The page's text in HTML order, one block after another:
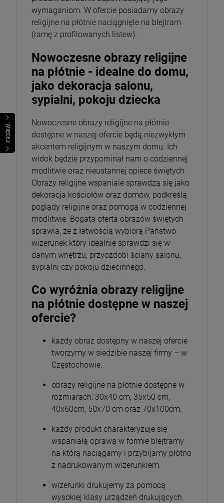
WIĘCEJ
wymaganiom. W ofercie posiadamy obrazy
religijne na płótnie naciągnięte na blejtram
(ramę z profilowanych listew).
Nowoczesne obrazy religijne
na płótnie - idealne do domu,
jako dekoracja salonu,
sypialni, pokoju dziecka
Nowoczesne obrazy religijne na płótnie
dostępne w naszej ofercie będą niezwykłym
akcentem religijnym w naszym domu. Ich
widok będzie przypominał nam o codziennej
modlitwie oraz nieustannej opiece świętych.
Obrazy religijne wspaniale sprawdzą się jako
dekoracja kościołów oraz domów, podkreślą
poglądy religijne oraz pomogą w codziennej
modlitwie. Bogata oferta obrazów świętych
sprawia, że z łatwością wybiorą Państwo
wizerunek który idealnie sprawdzi się w
danym wnętrzu, przyozdobi ściany salonu,
sypialni czy pokoju dziecinnego.
Co wyróżnia obrazy religijne
na płótnie dostępne w naszej
ofercie?
każdy obraz dostępny w naszej ofercie
tworzymy w siedzibie naszej firmy – w
Częstochowie.
obrazy religijne na płótnie dostępne w
rozmiarach: 30x40 cm, 35x50 cm,
40x60cm, 50x70 cm oraz 70x100cm.
każdy produkt charakteryzuje się
wspaniałą oprawą w formie blejtramy –
na którą naciągamy i przybijamy płótno
z nadrukowanym wizerunkiem.
wizerunki drukujemy za pomocą
wysokiej klasy urządzeń drukujących.